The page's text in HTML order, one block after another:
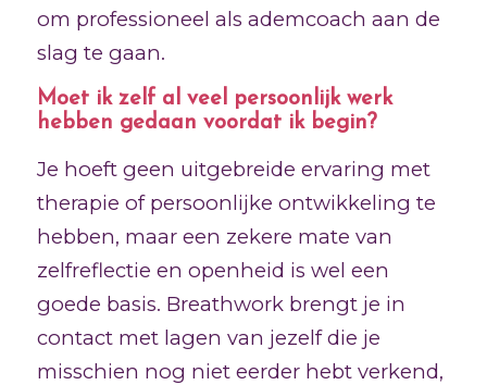
om professioneel als ademcoach aan de
slag te gaan.
Moet ik zelf al veel persoonlijk werk
hebben gedaan voordat ik begin?
Je hoeft geen uitgebreide ervaring met
therapie of persoonlijke ontwikkeling te
hebben, maar een zekere mate van
zelfreflectie en openheid is wel een
goede basis. Breathwork brengt je in
contact met lagen van jezelf die je
misschien nog niet eerder hebt verkend,